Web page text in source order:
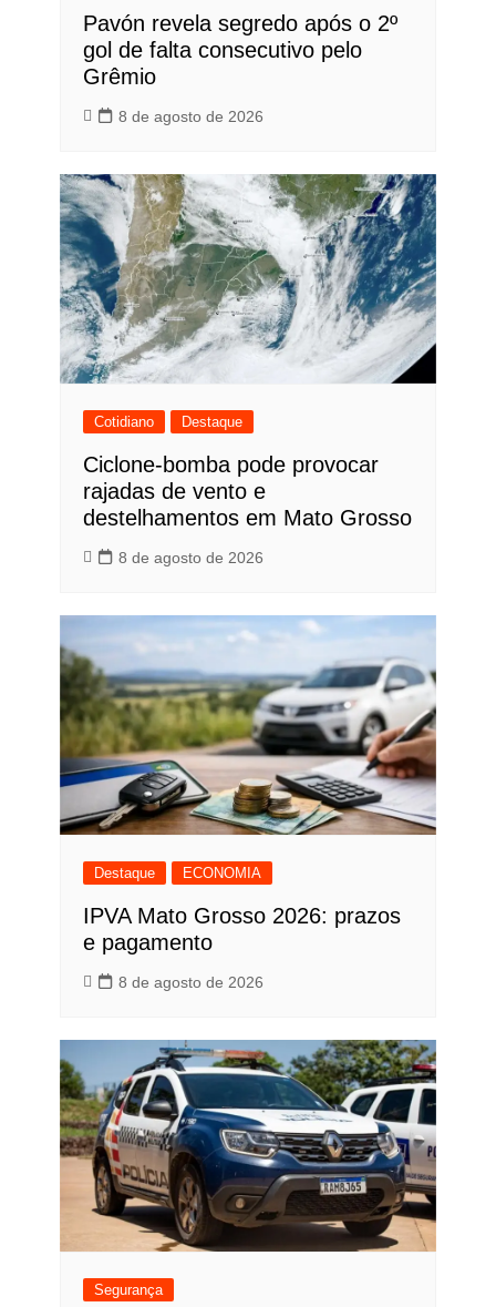
Pavón revela segredo após o 2º
gol de falta consecutivo pelo
Grêmio
8 de agosto de 2026
Cotidiano Destaque
Ciclone-bomba pode provocar
rajadas de vento e
destelhamentos em Mato Grosso
8 de agosto de 2026
Destaque ECONOMIA
IPVA Mato Grosso 2026: prazos
e pagamento
8 de agosto de 2026
Segurança